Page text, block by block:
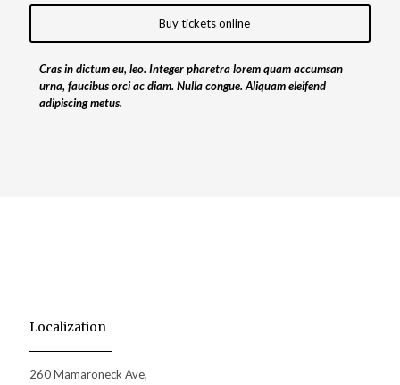
Buy tickets online
Cras in dictum eu, leo. Integer pharetra lorem quam accumsan
urna, faucibus orci ac diam. Nulla congue. Aliquam eleifend
adipiscing metus.
Localization
260 Mamaroneck Ave,